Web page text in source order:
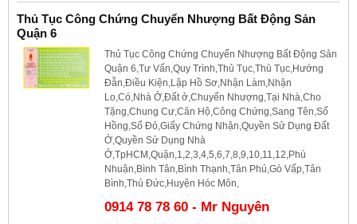
Thủ Tục Công Chứng Chuyển Nhượng Bất Động Sản
Quận 6
Thủ Tục Công Chứng Chuyển Nhượng Bất Động Sản
Quận 6,Tư Vấn,Quy Trình,Thủ Tục,Thủ Tục,Hướng
Đẫn,Điều Kiện,Lập Hồ Sơ,Nhận Làm,Nhận
Lo,Có,Nhà Ở,Đất ở,Chuyển Nhượng,Tại Nhà,Cho
Tặng,Chung Cư,Căn Hộ,Công Chứng,Sang Tên,Sổ
Hồng,Sổ Đỏ,Giấy Chứng Nhận,Quyền Sử Dụng Đất
Ở,Quyền Sử Dụng Nhà
Ở,TpHCM,Quận,1,2,3,4,5,6,7,8,9,10,11,12,Phú
Nhuận,Bình Tân,Bình Thạnh,Tân Phú,Gò Vấp,Tân
Bình,Thủ Đức,Huyện Hóc Môn,
0914 78 78 60 - Mr Nguyên